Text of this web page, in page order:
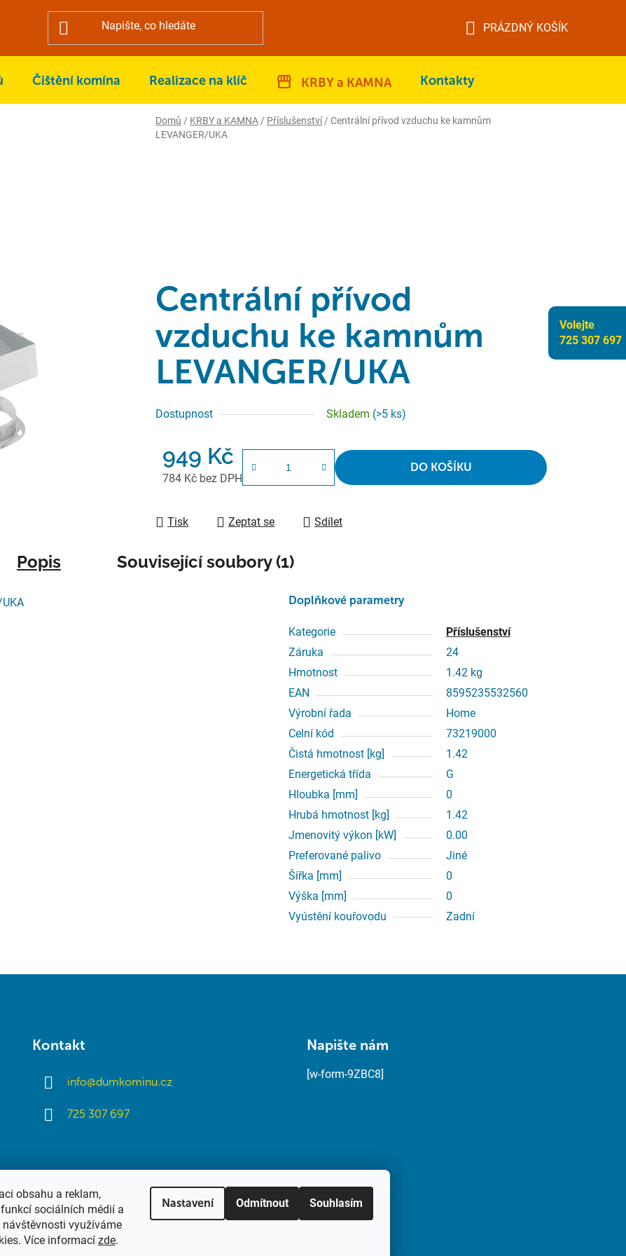
Volejte
725 307 697
obsahu a reklam,
sociálních médií a
návštěvnosti využíváme
Více informací zde.
Nastavení Odmítnout Souhlasím
KOŠÍK
PRÁZDNÝ KOŠÍK
Čištění komína Realizace na klíč KRBY a KAMNA Kontakty
Domů / KRBY a KAMNA / Příslušenství / Centrální přívod vzduchu ke kamnům
LEVANGER/UKA
Centrální přívod
vzduchu ke kamnům
LEVANGER/UKA
Dostupnost Skladem (>5 ks)
949 Kč
784 Kč bez DPH
DO KOŠÍKU
Tisk Zeptat se Sdílet
Popis Související soubory (1)
Doplňkové parametry
Kategorie
Příslušenství
Záruka
24
Hmotnost
1.42 kg
EAN
8595235532560
Výrobní řada
Home
Celní kód
73219000
Čistá hmotnost [kg]
1.42
Energetická třída
G
Hloubka [mm]
0
Hrubá hmotnost [kg]
1.42
Jmenovitý výkon [kW]
0.00
Preferované palivo
Jiné
Šířka [mm]
0
Výška [mm]
0
Vyústění kouřovodu
Zadní
Kontakt
info@dumkominu.cz
725 307 697
Napište nám
[w-form-9ZBC8]